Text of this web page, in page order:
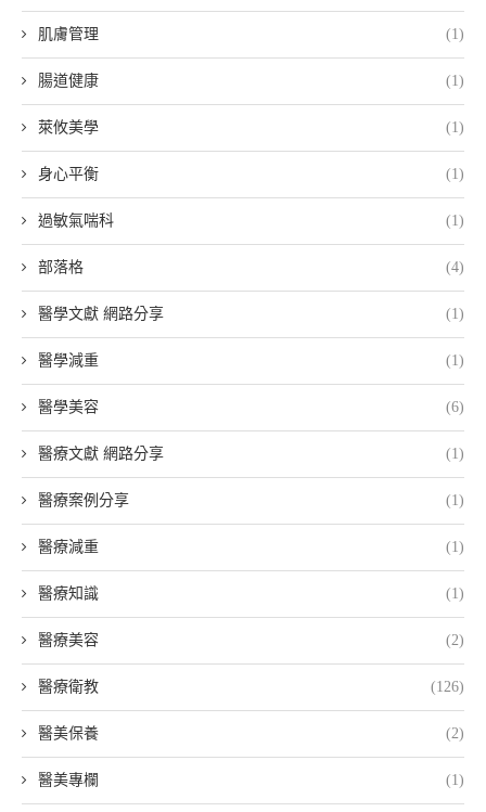
肌膚管理 (1)
腸道健康 (1)
萊攸美學 (1)
身心平衡 (1)
過敏氣喘科 (1)
部落格 (4)
醫學文獻 網路分享 (1)
醫學減重 (1)
醫學美容 (6)
醫療文獻 網路分享 (1)
醫療案例分享 (1)
醫療減重 (1)
醫療知識 (1)
醫療美容 (2)
醫療衛教 (126)
醫美保養 (2)
醫美專欄 (1)